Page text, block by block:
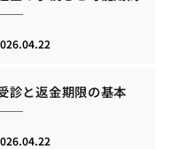
診と返金期限の基本